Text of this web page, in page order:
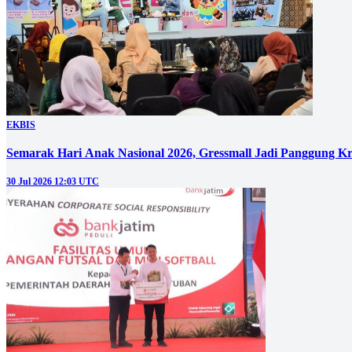
EKBIS
Semarak Hari Anak Nasional 2026, Gressmall Jadi Panggung
30 Jul 2026 12:03 UTC